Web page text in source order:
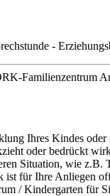
-
Familienzentrum
Ihres Kindes
oder bedrückt
Situation, wie z.B.
für Ihre Anliegen
/ Kindergarten für